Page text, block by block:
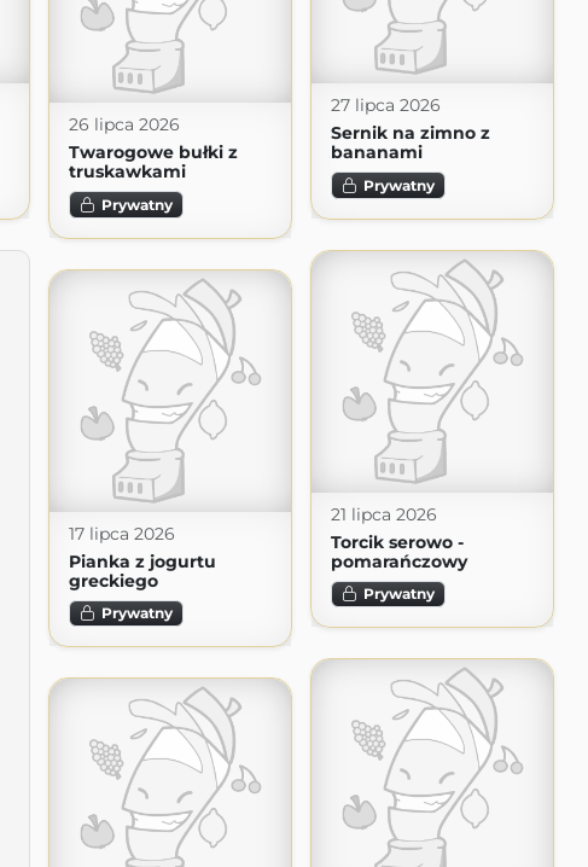
27 lipca 2026
Sernik na zimno z
bananami
Prywatny
26 lipca 2026
Twarogowe bułki z
truskawkami
Prywatny
21 lipca 2026
Torcik serowo -
pomarańczowy
Prywatny
17 lipca 2026
Pianka z jogurtu
greckiego
Prywatny